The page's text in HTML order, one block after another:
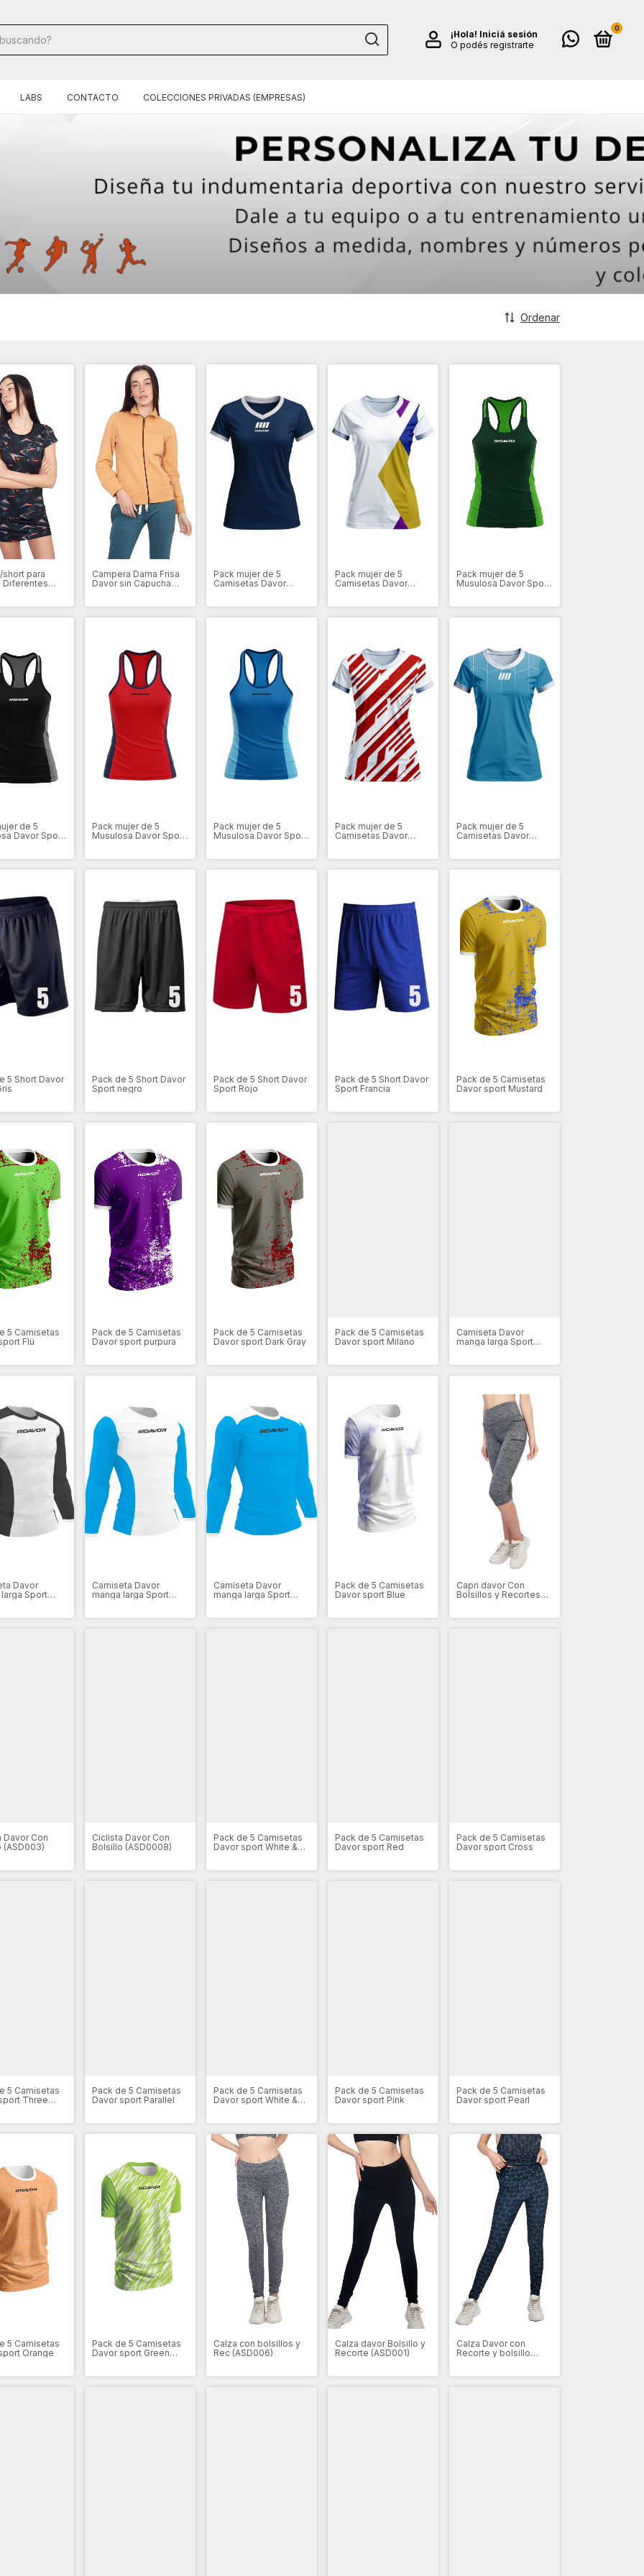
¡Hola! Iniciá sesión
O podés registrarte
0
LABS CONTACTO COLECCIONES PRIVADAS (EMPRESAS)
Ordenar
short para
Diferentes
Campera Dama Frisa
Davor sin Capucha
Pack mujer de 5
Camisetas Davor
Pack mujer de 5
Camisetas Davor
Pack mujer de 5
Musulosa Davor Sport
de 5
Davor Sport
Pack mujer de 5
Musulosa Davor Sport
Pack mujer de 5
Musulosa Davor Sport
Pack mujer de 5
Camisetas Davor
Pack mujer de 5
Camisetas Davor
5 Short Davor
Pack de 5 Short Davor
Sport negro
Pack de 5 Short Davor
Sport Rojo
Pack de 5 Short Davor
Sport Francia
Pack de 5 Camisetas
Davor sport Mustard
5 Camisetas
Flú
Pack de 5 Camisetas
Davor sport purpura
Pack de 5 Camisetas
Davor sport Dark Gray
Pack de 5 Camisetas
Davor sport Milano
Camiseta Davor
manga larga Sport
Davor
Sport
Camiseta Davor
manga larga Sport
Camiseta Davor
manga larga Sport
Pack de 5 Camisetas
Davor sport Blue
Capri davor Con
Bolsillos y Recortes
Davor Con
(ASD003)
Ciclista Davor Con
Bolsillo (ASD0008)
Pack de 5 Camisetas
Davor sport White &
Pack de 5 Camisetas
Davor sport Red
Pack de 5 Camisetas
Davor sport Cross
5 Camisetas
Three
Pack de 5 Camisetas
Davor sport Parallel
Pack de 5 Camisetas
Davor sport White &
Pack de 5 Camisetas
Davor sport Pink
Pack de 5 Camisetas
Davor sport Pearl
5 Camisetas
Orange
Pack de 5 Camisetas
Davor sport Green
Calza con bolsillos y
Rec (ASD006)
Calza davor Bolsillo y
Recorte (ASD001)
Calza Davor con
Recorte y bolsillo